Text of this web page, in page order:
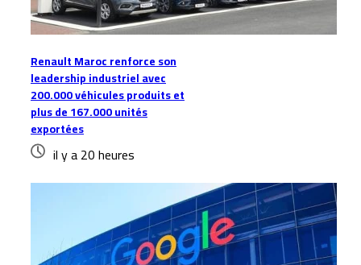
Renault Maroc renforce son
leadership industriel avec
200.000 véhicules produits et
plus de 167.000 unités
exportées
il y a 20 heures